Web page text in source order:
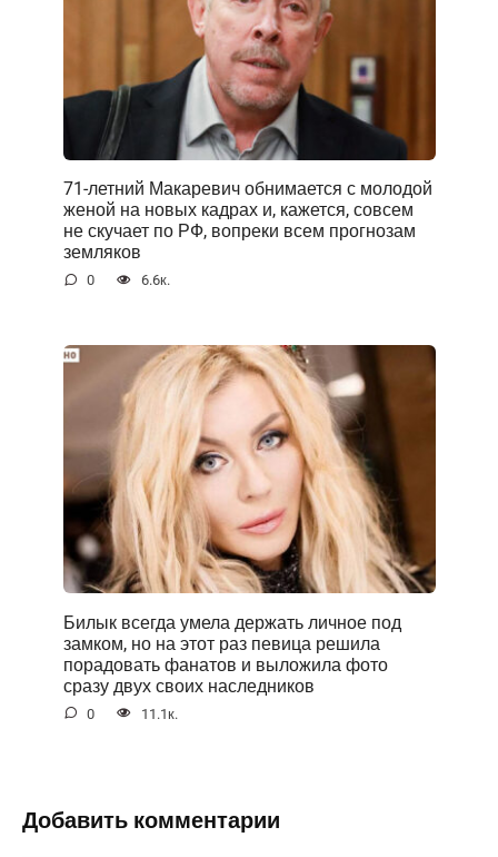
71-летний Макаревич обнимается с молодой
женой на новых кадрах и, кажется, совсем
не скучает по РФ, вопреки всем прогнозам
земляков
0 6.6к.
Билык всегда умела держать личное под
замком, но на этот раз певица решила
порадовать фанатов и выложила фото
сразу двух своих наследников
0 11.1к.
Добавить комментарии